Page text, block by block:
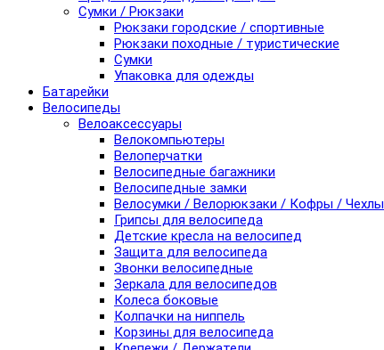
Сумки / Рюкзаки
Рюкзаки городские / спортивные
Рюкзаки походные / туристические
Сумки
Упаковка для одежды
Батарейки
Велосипеды
Велоаксессуары
Велокомпьютеры
Велоперчатки
Велосипедные багажники
Велосипедные замки
Велосумки / Велорюкзаки / Кофры / Чехлы
Грипсы для велосипеда
Детские кресла на велосипед
Защита для велосипеда
Звонки велосипедные
Зеркала для велосипедов
Колеса боковые
Колпачки на ниппель
Корзины для велосипеда